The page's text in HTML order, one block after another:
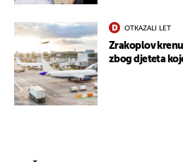
OTKAZALI LET
Zrakoplov
zbog djeteta